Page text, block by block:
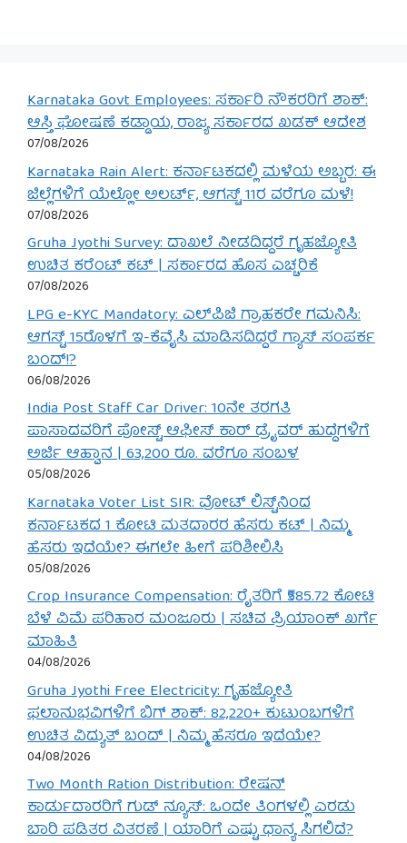
Karnataka Govt Employees: ಸರ್ಕಾರಿ ನೌಕರರಿಗೆ ಶಾಕ್:
ಆಸ್ತಿ ಘೋಷಣೆ ಕಡ್ಡಾಯ, ರಾಜ್ಯ ಸರ್ಕಾರದ ಖಡಕ್ ಆದೇಶ
07/08/2026
Karnataka Rain Alert: ಕರ್ನಾಟಕದಲ್ಲಿ ಮಳೆಯ ಅಬ್ಬರ: ಈ
ಜಿಲ್ಲೆಗಳಿಗೆ ಯೆಲ್ಲೋ ಅಲರ್ಟ್, ಆಗಸ್ಟ್ 11ರ ವರೆಗೂ ಮಳೆ!
07/08/2026
Gruha Jyothi Survey: ದಾಖಲೆ ನೀಡದಿದ್ದರೆ ಗೃಹಜ್ಯೋತಿ
ಉಚಿತ ಕರೆಂಟ್ ಕಟ್ | ಸರ್ಕಾರದ ಹೊಸ ಎಚ್ಚರಿಕೆ
07/08/2026
LPG e-KYC Mandatory: ಎಲ್‌ಪಿಜಿ ಗ್ರಾಹಕರೇ ಗಮನಿಸಿ:
ಆಗಸ್ಟ್ 15ರೊಳಗೆ ಇ-ಕೆವೈಸಿ ಮಾಡಿಸದಿದ್ದರೆ ಗ್ಯಾಸ್ ಸಂಪರ್ಕ
ಬಂದ್!?
06/08/2026
India Post Staff Car Driver: 10ನೇ ತರಗತಿ
ಪಾಸಾದವರಿಗೆ ಪೋಸ್ಟ್ ಆಫೀಸ್ ಕಾರ್ ಡ್ರೈವರ್ ಹುದ್ದೆಗಳಿಗೆ
ಅರ್ಜಿ ಆಹ್ವಾನ | 63,200 ರೂ. ವರೆಗೂ ಸಂಬಳ
05/08/2026
Karnataka Voter List SIR: ವೋಟ್ ಲಿಸ್ಟ್‌ನಿಂದ
ಕರ್ನಾಟಕದ 1 ಕೋಟಿ ಮತದಾರರ ಹೆಸರು ಕಟ್ | ನಿಮ್ಮ
ಹೆಸರು ಇದೆಯೇ? ಈಗಲೇ ಹೀಗೆ ಪರಿಶೀಲಿಸಿ
05/08/2026
Crop Insurance Compensation: ರೈತರಿಗೆ ₹585.72 ಕೋಟಿ
ಬೆಳೆ ವಿಮೆ ಪರಿಹಾರ ಮಂಜೂರು | ಸಚಿವ ಪ್ರಿಯಾಂಕ್ ಖರ್ಗೆ
ಮಾಹಿತಿ
04/08/2026
Gruha Jyothi Free Electricity: ಗೃಹಜ್ಯೋತಿ
ಫಲಾನುಭವಿಗಳಿಗೆ ಬಿಗ್ ಶಾಕ್: 82,220+ ಕುಟುಂಬಗಳಿಗೆ
ಉಚಿತ ವಿದ್ಯುತ್ ಬಂದ್ | ನಿಮ್ಮ ಹೆಸರೂ ಇದೆಯೇ?
04/08/2026
Two Month Ration Distribution: ರೇಷನ್
ಕಾರ್ಡುದಾರರಿಗೆ ಗುಡ್ ನ್ಯೂಸ್: ಒಂದೇ ತಿಂಗಳಲ್ಲಿ ಎರಡು
ಬಾರಿ ಪಡಿತರ ವಿತರಣೆ | ಯಾರಿಗೆ ಎಷ್ಟು ಧಾನ್ಯ ಸಿಗಲಿದೆ?